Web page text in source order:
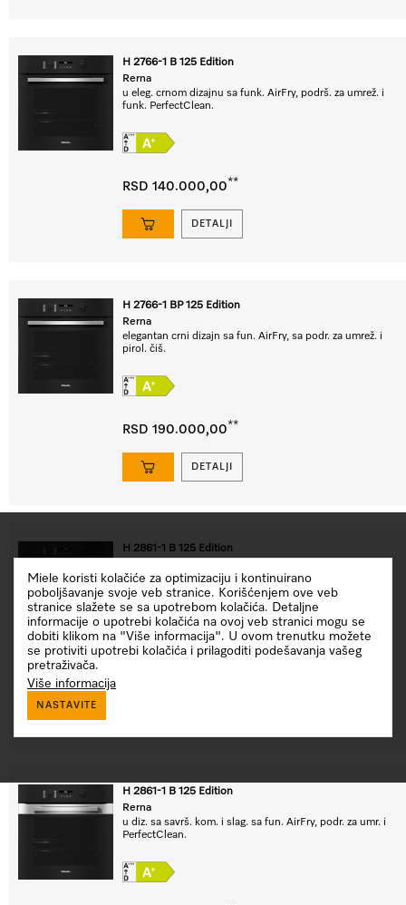
Miele koristi kolačiće za optimizaciju i kontinuirano
poboljšavanje svoje veb stranice. Korišćenjem ove veb
stranice slažete se sa upotrebom kolačića. Detaljne
informacije o upotrebi kolačića na ovoj veb stranici mogu se
dobiti klikom na "Više informacija". U ovom trenutku možete
se protiviti upotrebi kolačića i prilagoditi podešavanja vašeg
pretraživača.
Više informacija
NASTAVITE
H 2766-1 B 125 Edition
Rerna
u eleg. crnom dizajnu sa funk. AirFry, podrš. za umrež. i
funk. PerfectClean.
RSD 140.000,00**
DETALJI
H 2766-1 BP 125 Edition
Rerna
elegantan crni dizajn sa fun. AirFry, sa podr. za umrež. i
pirol. čiš.
RSD 190.000,00**
DETALJI
H 2861-1 B 125 Edition
u diz. sa savrš. kom. i slag. sa fun. AirFry, podr. za umr. i
PerfectClean.
H 2861-1 B 125 Edition
Rerna
u diz. sa savrš. kom. i slag. sa fun. AirFry, podr. za umr. i
PerfectClean.